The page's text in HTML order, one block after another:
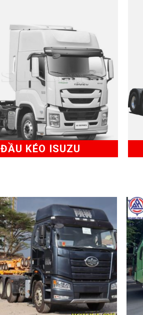
ĐẦU KÉO ISUZU